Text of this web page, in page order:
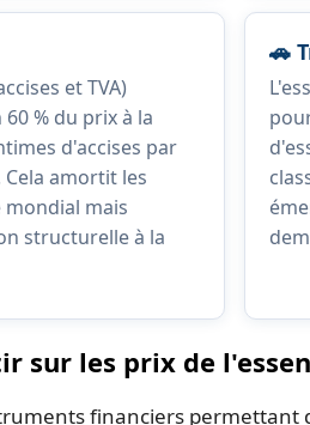
et TVA)
% du prix à la
d'accises par
Cela amortit les
mais
structurelle à la
🚗
sur les prix de
financiers permettant